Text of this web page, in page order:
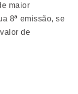
maior
8ª emissão, se
de